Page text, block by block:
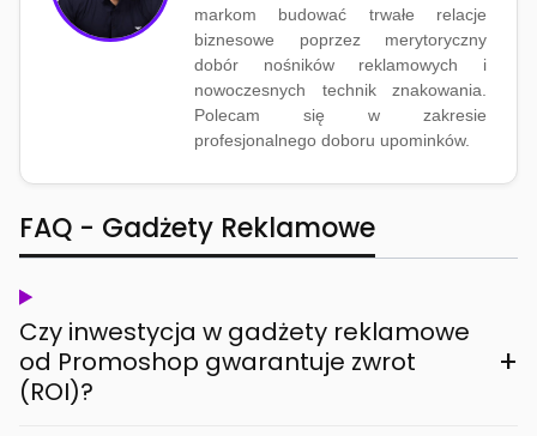
markom budować trwałe relacje
biznesowe poprzez merytoryczny
dobór nośników reklamowych i
nowoczesnych technik znakowania.
Polecam się w zakresie
profesjonalnego doboru upominków.
FAQ - Gadżety Reklamowe
Czy inwestycja w gadżety reklamowe
od Promoshop gwarantuje zwrot
(ROI)?
+